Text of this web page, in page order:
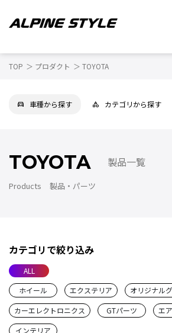
Topics(トピックス)
Products(製品・パーツ)
Shopping(ショッピング
Support(サポート)
News Release(新着情報一覧)
TOP プロダクト TOYOTA
車種から探す カテゴリから探す
TOYOTA 製品一覧
Products 製品・パーツ
カテゴリで絞り込み
ALL
ホイール
エクステリア
オリジナル
カーエレクトロニクス
GTパーツ
エ
インテリア